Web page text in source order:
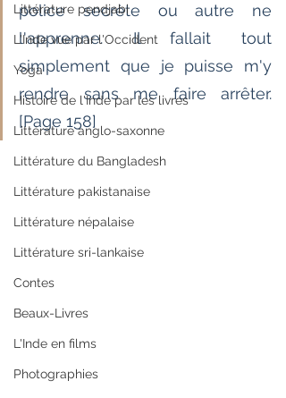
Littérature pendjabi
L'Inde vue par l'Occident
Yoga
Histoire de l'Inde par les livres
Littérature anglo-saxonne
Littérature du Bangladesh
Littérature pakistanaise
Littérature népalaise
Littérature sri-lankaise
Contes
Beaux-Livres
L'Inde en films
Photographies
police secrète ou autre ne
l'apprenne. Il fallait tout
simplement que je puisse m'y
rendre sans me faire arrêter.
[Page 158]